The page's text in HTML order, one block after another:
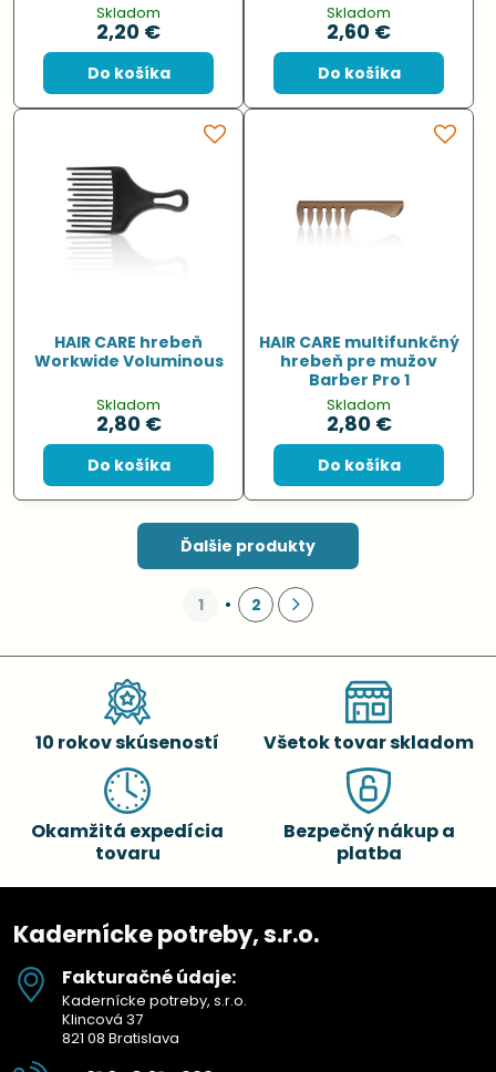
Skladom
2,20 €
Do košíka
Skladom
2,60 €
Do košíka
HAIR CARE hrebeň
Workwide Voluminous
Skladom
2,80 €
Do košíka
HAIR CARE multifunkčný
hrebeň pre mužov
Barber Pro 1
Skladom
2,80 €
Do košíka
Ďalšie produkty
1 2
10 rokov skúseností Všetok tovar skladom
Okamžitá expedícia
tovaru
Bezpečný nákup a
platba
Kadernícke potreby, s.r.o.
Fakturačné údaje:
Kadernícke potreby, s.r.o.
Klincová 37
821 08 Bratislava